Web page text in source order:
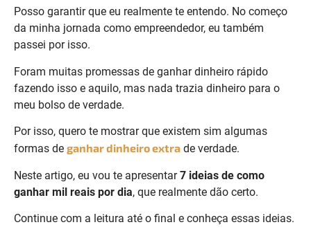
Posso garantir que eu realmente te entendo. No começo
da minha jornada como empreendedor, eu também
passei por isso.
Foram muitas promessas de ganhar dinheiro rápido
fazendo isso e aquilo, mas nada trazia dinheiro para o
meu bolso de verdade.
Por isso, quero te mostrar que existem sim algumas
formas de ganhar dinheiro extra de verdade.
Neste artigo, eu vou te apresentar7 ideias de como
ganhar mil reais por dia, que realmente dão certo.
Continue com a leitura até o final e conheça essas ideias.